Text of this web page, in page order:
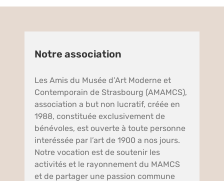
Notre association
Les Amis du Musée d’Art Moderne et
Contemporain de Strasbourg (AMAMCS),
association a but non lucratif, créée en
1988, constituée exclusivement de
bénévoles, est ouverte à toute personne
interéssée par l’art de 1900 a nos jours.
Notre vocation est de soutenir les
activités et le rayonnement du MAMCS
et de partager une passion commune